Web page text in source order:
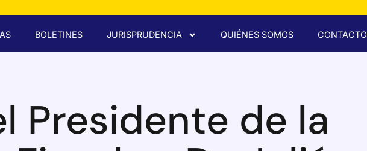
BOLETINES JURISPRUDENCIA QUIÉNES SOMOS CONTACTO
Presidente de la